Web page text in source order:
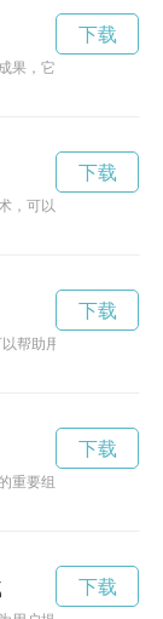
果，它拥有加速星际
下载
，可以帮助加速电脑
下载
帮助用户突破网络限
下载
重要组成部分，为年
下载
下载